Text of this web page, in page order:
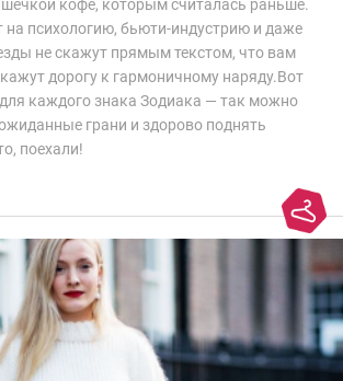
кофе, которым считалась раньше.
на психологию, бьюти-индустрию и даже
не скажут прямым текстом, что вам
дорогу к гармоничному наряду.Вот
каждого знака Зодиака — так можно
грани и здорово поднять
поехали!